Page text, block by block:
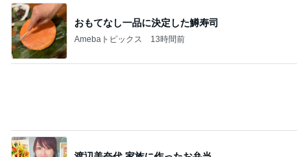
おもてなし一品に決定した鱒寿司
Amebaトピックス 13時間前